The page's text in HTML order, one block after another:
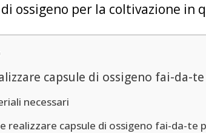
ossigeno per la coltivazione in
capsule di ossigeno fai-da-te
necessari
realizzare capsule di ossigeno fai-da-te